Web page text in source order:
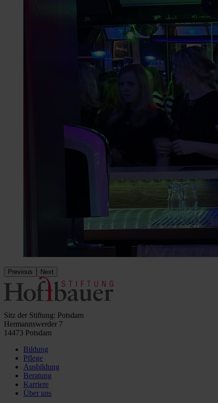
Previous Next
Sitz der Stiftung: Potsdam
Hermannswerder 7
14473 Potsdam
Bildung
Pflege
Ausbildung
Beratung
Karriere
Über uns